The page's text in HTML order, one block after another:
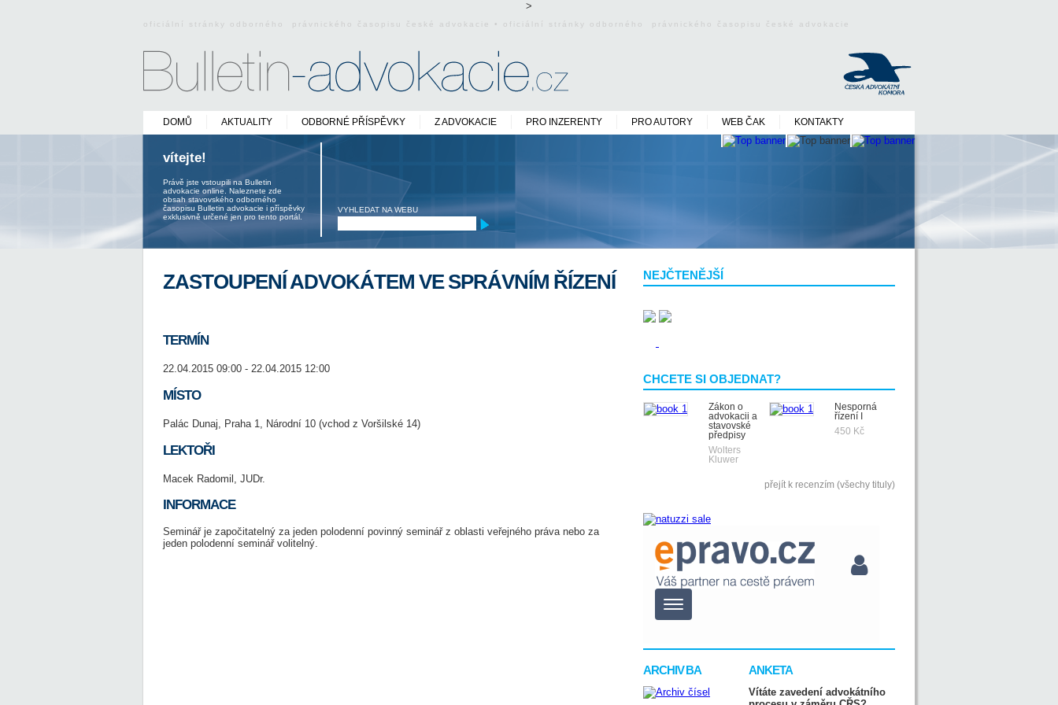
>
oficiální stránky odborného právnického časopisu české advokacie • oficiální stránky odborného právnického časopisu české advokacie
DOMŮ AKTUALITY ODBORNÉ PŘÍSPĚVKY Z ADVOKACIE PRO INZERENTY PRO AUTORY WEB ČAK KONTAKTY
vítejte!
Právě jste vstoupili na Bulletin
advokacie online. Naleznete zde
obsah stavovského odborného
časopisu Bulletin advokacie i příspěvky
exklusivně určené jen pro tento portál.
VYHLEDAT NA WEBU
NEJČTENĚJŠÍ
CHCETE SI OBJEDNAT?
Zákon o
advokacii a
stavovské
předpisy
Wolters
Kluwer
Nesporná
řízení I
450 Kč
přejít k recenzím (všechy tituly)
ARCHIV BA ANKETA
Vítáte zavedení advokátního
ZASTOUPENÍ ADVOKÁTEM VE SPRÁVNÍM ŘÍZENÍ
TERMÍN
22.04.2015 09:00 - 22.04.2015 12:00
MÍSTO
Palác Dunaj, Praha 1, Národní 10 (vchod z Voršilské 14)
LEKTOŘI
Macek Radomil, JUDr.
INFORMACE
Seminář je započitatelný za jeden polodenní povinný seminář z oblasti veřejného práva nebo za
jeden polodenní seminář volitelný.